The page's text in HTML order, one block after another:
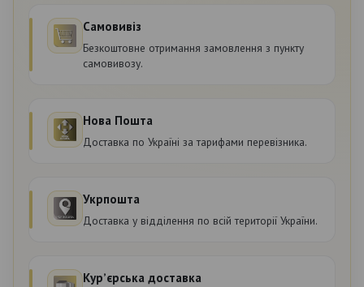
Самовивіз
Безкоштовне отримання замовлення з пункту
самовивозу.
Нова Пошта
Доставка по Україні за тарифами перевізника.
Укрпошта
Доставка у відділення по всій території України.
Курʼєрська доставка